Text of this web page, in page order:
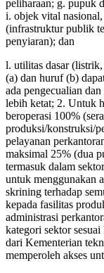
peliharaan; g. pupuk
i. objek vital
(infrastruktur publik
penyiaran); dan
l. utilitas dasar
(a) dan huruf (b)
ada pengecualian
lebih ketat; 2. Untuk
beroperasi 100%
produksi/konstruksi/
pelayanan
maksimal 25% (dua
termasuk dalam
untuk menggunakan
skrining terhadap
kepada fasilitas
administrasi
kategori sektor
dari Kementerian
memperoleh akses